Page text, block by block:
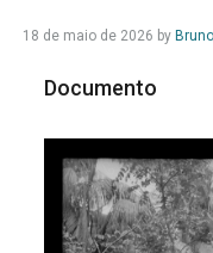
18 de maio de 2026 by
Documento